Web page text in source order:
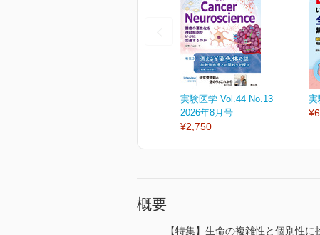
実験医学 Vol.44 No.13
2026年8月号
¥2,750
実
概要
【特集】生命の複雑性と個別性